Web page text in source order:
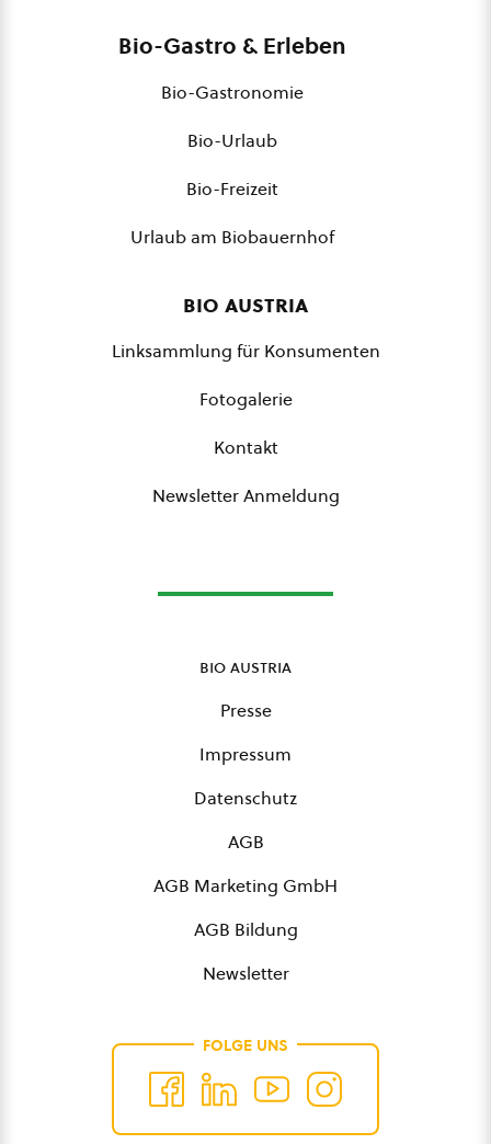
Bio-Gastro & Erleben
Bio-Gastronomie
Bio-Urlaub
Bio-Freizeit
Urlaub am Biobauernhof
bio austria
Linksammlung für Konsumenten
Fotogalerie
Kontakt
Newsletter Anmeldung
bio austria
Presse
Impressum
Datenschutz
AGB
AGB Marketing GmbH
AGB Bildung
Newsletter
FOLGE UNS